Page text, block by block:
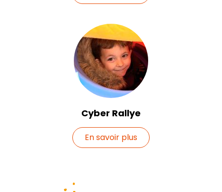
Cyber Rallye
En savoir plus